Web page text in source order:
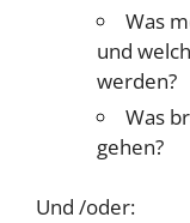
Was
und
werden?
Was
gehen?
Und /oder: